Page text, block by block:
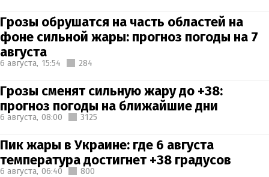
Грозы обрушатся на часть областей на
фоне сильной жары: прогноз погоды на 7
августа
6 августа, 15:54 284
Грозы сменят сильную жару до +38:
прогноз погоды на ближайшие дни
6 августа, 08:00 3125
Пик жары в Украине: где 6 августа
температура достигнет +38 градусов
6 августа, 06:40 800